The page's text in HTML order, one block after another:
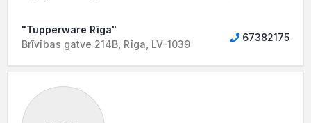
"Tupperware Rīga"
Brīvības gatve 214B, Rīga, LV-1039
67382175